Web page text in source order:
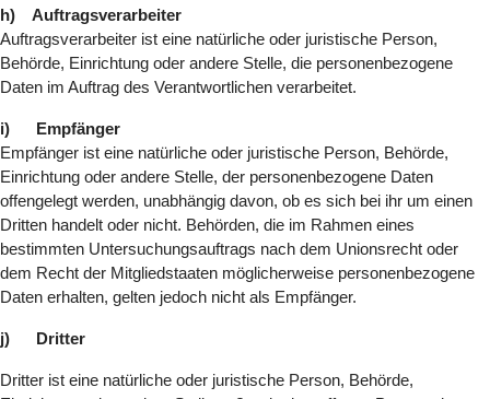
h) Auftragsverarbeiter
Auftragsverarbeiter ist eine natürliche oder juristische Person,
Behörde, Einrichtung oder andere Stelle, die personenbezogene
Daten im Auftrag des Verantwortlichen verarbeitet.
i) Empfänger
Empfänger ist eine natürliche oder juristische Person, Behörde,
Einrichtung oder andere Stelle, der personenbezogene Daten
offengelegt werden, unabhängig davon, ob es sich bei ihr um einen
Dritten handelt oder nicht. Behörden, die im Rahmen eines
bestimmten Untersuchungsauftrags nach dem Unionsrecht oder
dem Recht der Mitgliedstaaten möglicherweise personenbezogene
Daten erhalten, gelten jedoch nicht als Empfänger.
j) Dritter
Dritter ist eine natürliche oder juristische Person, Behörde,